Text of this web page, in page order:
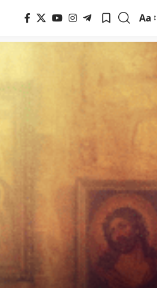
Font
Aa